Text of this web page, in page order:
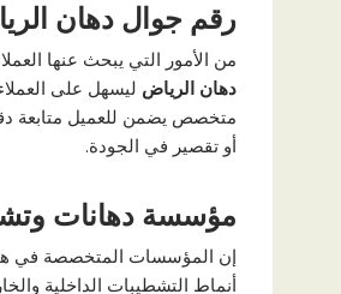
رقم جوال دهان
من الأمور التي يبحث عنها
دهان الرياض ليسهل على
متخصص يضمن للعميل متابعة
أو تقصير في الجودة.
مؤسسة دهانات
إن المؤسسات المتخصصة في
أنماط التشطيبات الداخلية